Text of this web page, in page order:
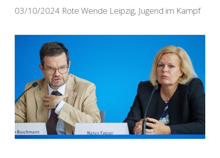
03/10/2024 Rote Wende Leipzig, Jugend im Kampf